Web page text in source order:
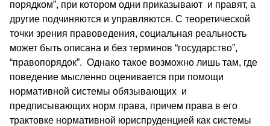
порядком”, при котором одни приказывают и правят, а
другие подчиняются и управляются. С теоретической
точки зрения правоведения, социальная реальность
может быть описана и без терминов “государство”,
“правопорядок”. Однако такое возможно лишь там, где
поведение мысленно оценивается при помощи
нормативной системы обязывающих и
предписывающих норм права, причем права в его
трактовке нормативной юриспруденцией как системы